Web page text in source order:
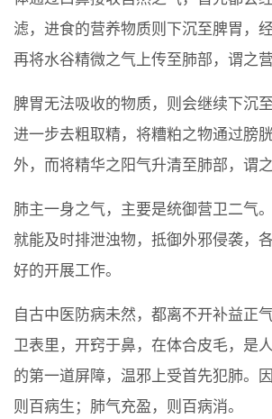
滤，进食的营养物质则下沉至脾胃，
再将水谷精微之气上传至肺部，谓之营
脾胃无法吸收的物质，则会继续下沉
进一步去粗取精，将糟粕之物通过膀
外，而将精华之阳气升清至肺部，谓之
肺主一身之气，主要是统御营卫二气
就能及时排泄浊物，抵御外邪侵袭，
好的开展工作。
自古中医防病未然，都离不开补益正
卫表里，开窍于鼻，在体合皮毛，是
的第一道屏障，温邪上受首先犯肺。
则百病生；肺气充盈，则百病消。